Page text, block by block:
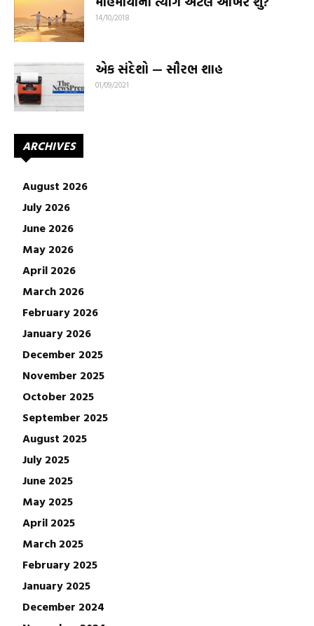
14/10/2018
એક સંદેશો — સૌરભ શાહ
01/09/2021
ARCHIVES
August 2026
July 2026
June 2026
May 2026
April 2026
March 2026
February 2026
January 2026
December 2025
November 2025
October 2025
September 2025
August 2025
July 2025
June 2025
May 2025
April 2025
March 2025
February 2025
January 2025
December 2024